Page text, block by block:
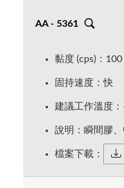
AA - 5361
黏度 (cps)：100
固持速度：快
建議工作溫度
說明：瞬間膠
檔案下載：